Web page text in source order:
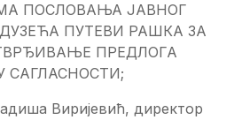
ПОСЛОВАЊА ЈАВНОГ
ПУТЕВИ РАШКА ЗА
ПРЕДЛОГА
САГЛАСНОСТИ;
Виријевић, директор